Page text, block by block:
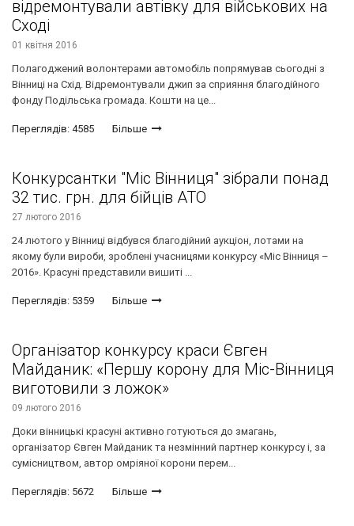
відремонтували автівку для військових на
Сході
01 квітня 2016
Полагоджений волонтерами автомобіль попрямував сьогодні з
Вінниці на Схід. Відремонтували джип за сприяння благодійного
фонду Подільська громада. Кошти на це...
Переглядів: 4585 Більше
Конкурсантки "Міс Вінниця" зібрали понад
32 тис. грн. для бійців АТО
27 лютого 2016
24 лютого у Вінниці відбувся благодійний аукціон, лотами на
якому були вироби, зроблені учасницями конкурсу «Міс Вінниця –
2016». Красуні представили вишиті ...
Переглядів: 5359 Більше
Організатор конкурсу краси Євген
Майданик: «Першу корону для Міс-Вінниця
виготовили з ложок»
09 лютого 2016
Доки вінницькі красуні активно готуються до змагань,
організатор Євген Майданик та незмінний партнер конкурсу і, за
сумісництвом, автор омріяної корони перем...
Переглядів: 5672 Більше